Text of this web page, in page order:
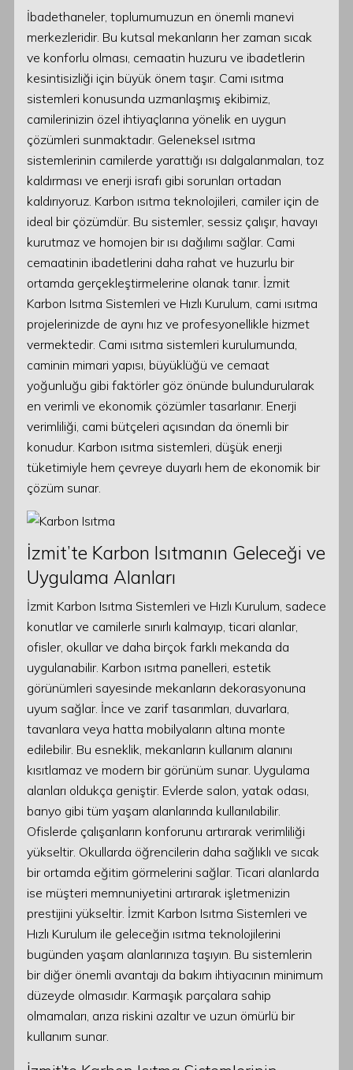
İbadethaneler, toplumumuzun en önemli manevi
merkezleridir. Bu kutsal mekanların her zaman sıcak
ve konforlu olması, cemaatin huzuru ve ibadetlerin
kesintisizliği için büyük önem taşır. Cami ısıtma
sistemleri konusunda uzmanlaşmış ekibimiz,
camilerinizin özel ihtiyaçlarına yönelik en uygun
çözümleri sunmaktadır. Geleneksel ısıtma
sistemlerinin camilerde yarattığı ısı dalgalanmaları, toz
kaldırması ve enerji israfı gibi sorunları ortadan
kaldırıyoruz. Karbon ısıtma teknolojileri, camiler için de
ideal bir çözümdür. Bu sistemler, sessiz çalışır, havayı
kurutmaz ve homojen bir ısı dağılımı sağlar. Cami
cemaatinin ibadetlerini daha rahat ve huzurlu bir
ortamda gerçekleştirmelerine olanak tanır. İzmit
Karbon Isıtma Sistemleri ve Hızlı Kurulum, cami ısıtma
projelerinizde de aynı hız ve profesyonellikle hizmet
vermektedir. Cami ısıtma sistemleri kurulumunda,
caminin mimari yapısı, büyüklüğü ve cemaat
yoğunluğu gibi faktörler göz önünde bulundurularak
en verimli ve ekonomik çözümler tasarlanır. Enerji
verimliliği, cami bütçeleri açısından da önemli bir
konudur. Karbon ısıtma sistemleri, düşük enerji
tüketimiyle hem çevreye duyarlı hem de ekonomik bir
çözüm sunar.
İzmit’te Karbon Isıtmanın Geleceği ve
Uygulama Alanları
İzmit Karbon Isıtma Sistemleri ve Hızlı Kurulum, sadece
konutlar ve camilerle sınırlı kalmayıp, ticari alanlar,
ofisler, okullar ve daha birçok farklı mekanda da
uygulanabilir. Karbon ısıtma panelleri, estetik
görünümleri sayesinde mekanların dekorasyonuna
uyum sağlar. İnce ve zarif tasarımları, duvarlara,
tavanlara veya hatta mobilyaların altına monte
edilebilir. Bu esneklik, mekanların kullanım alanını
kısıtlamaz ve modern bir görünüm sunar. Uygulama
alanları oldukça geniştir. Evlerde salon, yatak odası,
banyo gibi tüm yaşam alanlarında kullanılabilir.
Ofislerde çalışanların konforunu artırarak verimliliği
yükseltir. Okullarda öğrencilerin daha sağlıklı ve sıcak
bir ortamda eğitim görmelerini sağlar. Ticari alanlarda
ise müşteri memnuniyetini artırarak işletmenizin
prestijini yükseltir. İzmit Karbon Isıtma Sistemleri ve
Hızlı Kurulum ile geleceğin ısıtma teknolojilerini
bugünden yaşam alanlarınıza taşıyın. Bu sistemlerin
bir diğer önemli avantajı da bakım ihtiyacının minimum
düzeyde olmasıdır. Karmaşık parçalara sahip
olmamaları, arıza riskini azaltır ve uzun ömürlü bir
kullanım sunar.